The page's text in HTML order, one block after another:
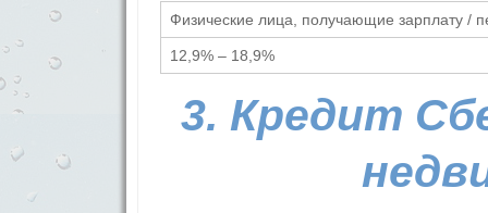
Физические лица, получающие зарплату /
12,9% – 18,9%
3. Кредит